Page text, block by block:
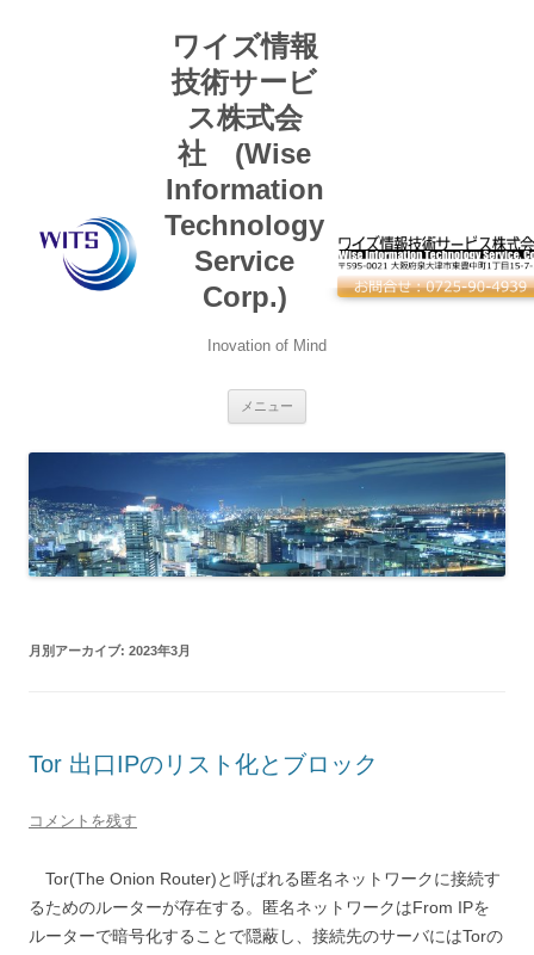
ワイズ情報
技術サービ
ス株式会
社 (Wise
Information
Technology
Service
Corp.)
Inovation of Mind
メニュー
月別アーカイブ: 2023年3月
Tor 出口IPのリスト化とブロック
コメントを残す
Tor(The Onion Router)と呼ばれる匿名ネットワークに接続す
るためのルーターが存在する。匿名ネットワークはFrom IPを
ルーターで暗号化することで隠蔽し、接続先のサーバにはTorの